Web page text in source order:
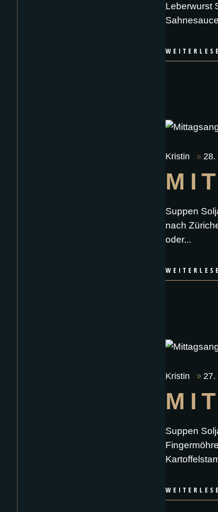
Leberwurst
Kristin
Suppen
nach
oder
Kristin
Suppen